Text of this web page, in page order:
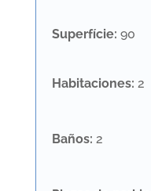
Superfície: 90
Habitaciones: 2
Baños: 2